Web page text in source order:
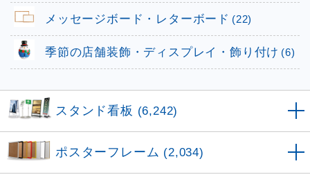
メッセージボード・レターボード (22)
季節の店舗装飾・ディスプレイ・飾り付け (6)
スタンド看板 (6,242)
ポスターフレーム (2,034)